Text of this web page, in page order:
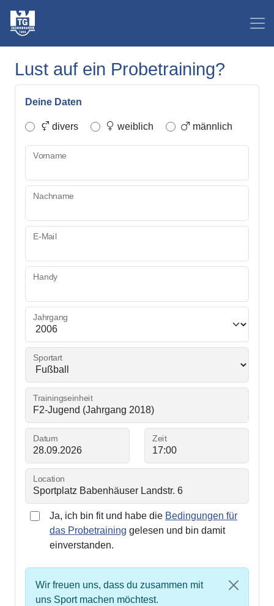
Lust auf ein Probetraining?
Deine Daten
divers weiblich männlich
Vorname
Nachname
E-Mail
Handy
Jahrgang
Sportart
Trainingseinheit
Datum Zeit
Location
Ja, ich bin fit und habe die Bedingungen für
das Probetraining gelesen und bin damit
einverstanden.
Wir freuen uns, dass du zusammen mit
uns Sport machen möchtest.